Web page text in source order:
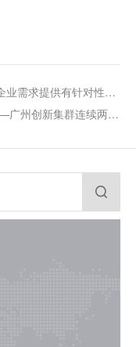
上一篇：银保监会：围绕“专精特新”中小企业需求提供有针对性的金融服务
下一篇：科技部点名大湾区！深圳—香港—广州创新集群连续两年居全球第二